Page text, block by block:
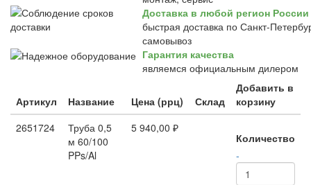
Доставка в любой регион России
быстрая доставка по Санкт-
самовывоз
Гарантия качества
являемся официальным дилером
Артикул Название Цена (ррц) Склад
Добавить в
корзину
2651724
Труба 0,5
м 60/100
PPs/Al
5 940,00 ₽
Количество
-